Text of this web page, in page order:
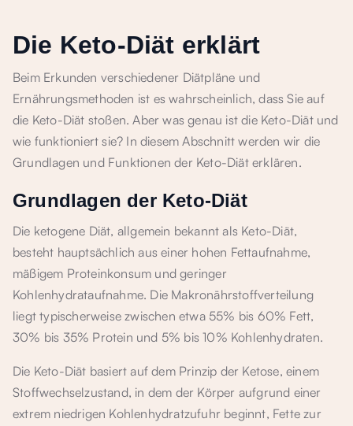
Die Keto-Diät erklärt
Beim Erkunden verschiedener Diätpläne und
Ernährungsmethoden ist es wahrscheinlich, dass Sie auf
die Keto-Diät stoßen. Aber was genau ist die Keto-Diät und
wie funktioniert sie? In diesem Abschnitt werden wir die
Grundlagen und Funktionen der Keto-Diät erklären.
Grundlagen der Keto-Diät
Die ketogene Diät, allgemein bekannt als Keto-Diät,
besteht hauptsächlich aus einer hohen Fettaufnahme,
mäßigem Proteinkonsum und geringer
Kohlenhydrataufnahme. Die Makronährstoffverteilung
liegt typischerweise zwischen etwa 55% bis 60% Fett,
30% bis 35% Protein und 5% bis 10% Kohlenhydraten.
Die Keto-Diät basiert auf dem Prinzip der Ketose, einem
Stoffwechselzustand, in dem der Körper aufgrund einer
extrem niedrigen Kohlenhydratzufuhr beginnt, Fette zur